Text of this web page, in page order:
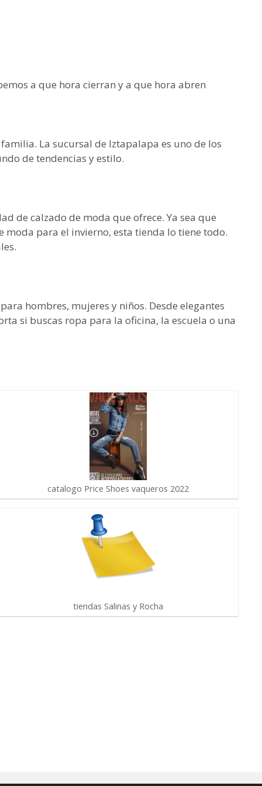
a que hora cierran y a que hora abren
La sucursal de Iztapalapa es uno de los
de tendencias y estilo.
de calzado de moda que ofrece. Ya sea que
moda para el invierno, esta tienda lo tiene todo.
hombres, mujeres y niños. Desde elegantes
si buscas ropa para la oficina, la escuela o una
catalogo Price Shoes vaqueros 2022
tiendas Salinas y Rocha